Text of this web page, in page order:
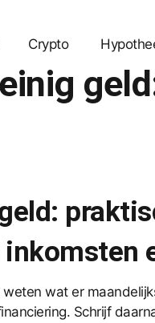
Crypto
wat er
Schrijf